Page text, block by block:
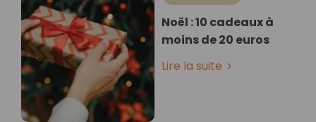
Noël : 10 cadeaux à
moins de 20 euros
Lire la suite